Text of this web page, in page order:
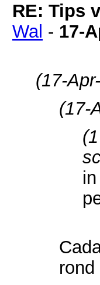
RE: Tips
Wal - 17-
(17-
(17-
rond